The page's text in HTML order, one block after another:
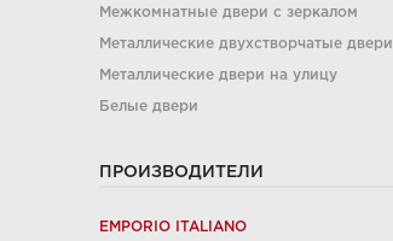
Межкомнатные двери с зеркалом
Металлические двухстворчатые двери
Металлические двери на улицу
Белые двери
ПРОИЗВОДИТЕЛИ
EMPORIO ITALIANO